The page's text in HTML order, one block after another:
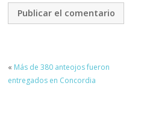
« Más de 380 anteojos fueron
entregados en Concordia